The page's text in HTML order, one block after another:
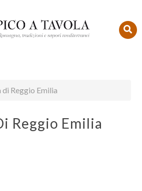
di Reggio Emilia
Reggio Emilia